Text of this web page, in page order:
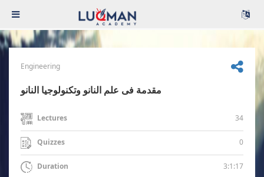
Engineering
مقدمة فى علم النانو وتكنولوجيا النانو
Lectures 34
Quizzes 0
Duration 3:1:17